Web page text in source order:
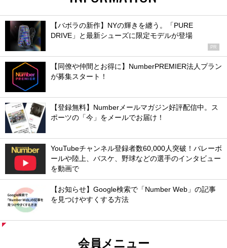
【バボラの新作】NYの輝きを纏う。「PURE
DRIVE」と最新シューズに限定モデルが登場
PR
【同僚や仲間とお得に】NumberPREMIER法人プラン
が募集スタート！
【登録無料】Numberメールマガジン好評配信中。ス
ポーツの「今」をメールでお届け！
YouTubeチャンネル登録者数60,000人突破！バレーボ
ールや陸上、バスケ、野球などの選手のインタビュー
を動画で
【お知らせ】Google検索で「Number Web」の記事
を見つけやすくする方法
会員メニュー